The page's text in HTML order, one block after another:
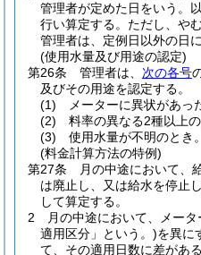
管理者が定めた日をいう。
行い算定する。 ただし、や
管理者は、定例日以外の日
(使用水量及び用途の認定)
第26条
管理者は、 次の各号
及びその用途を認定する。
(1)
メーターに異状があっ
(2)
料率の異なる2種以上
(3)
使用水量が不明のとき。
(料金計算方法の特例)
第27条
月の中途において、
は廃止し、又は給水を停止
して算定する。
2
月の中途において、メー
適用区分」という。)を異に
て、その適用日数に差があ